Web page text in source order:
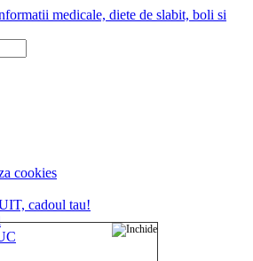
medicale, diete de slabit, boli si
cookies
cadoul tau!